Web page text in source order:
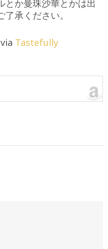
とか曼珠沙華とかは出
承ください。
Tastefully